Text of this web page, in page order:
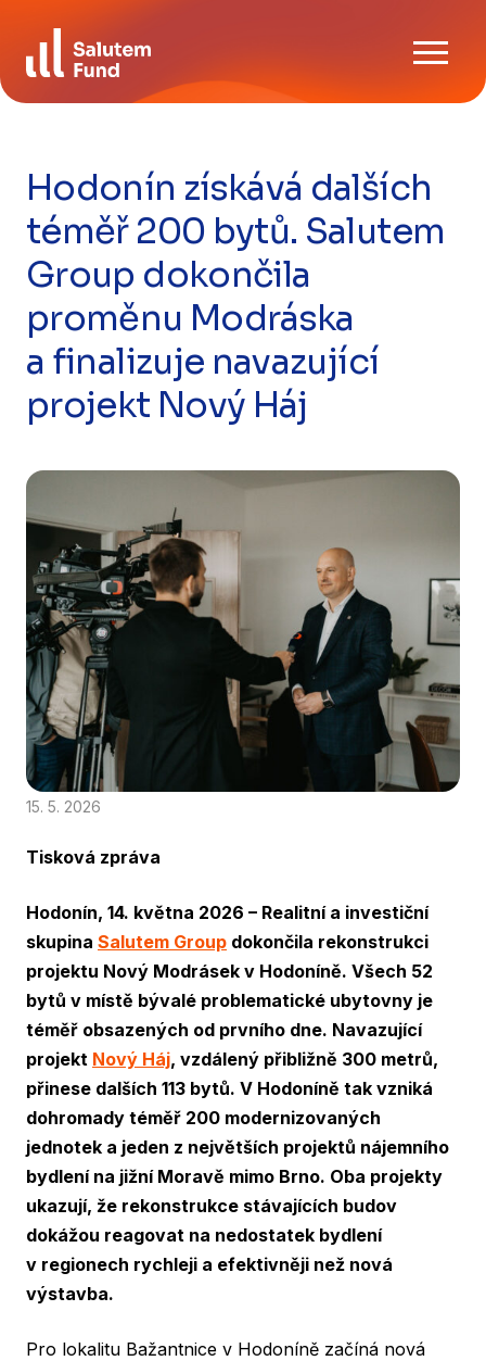
content
FAQ
Kontaktujte nás
CZ EN
Hodonín získává dalších
téměř 200 bytů. Salutem
Group dokončila
proměnu Modráska
a finalizuje navazující
projekt Nový Háj
15. 5. 2026
Tisková zpráva
Hodonín, 14. května 2026 – Realitní a investiční
skupina Salutem Group dokončila rekonstrukci
projektu Nový Modrásek v Hodoníně. Všech 52
bytů v místě bývalé problematické ubytovny je
téměř obsazených od prvního dne. Navazující
projekt Nový Háj, vzdálený přibližně 300 metrů,
přinese dalších 113 bytů. V Hodoníně tak vzniká
dohromady téměř 200 modernizovaných
jednotek a jeden z největších projektů nájemního
bydlení na jižní Moravě mimo Brno. Oba projekty
ukazují, že rekonstrukce stávajících budov
dokážou reagovat na nedostatek bydlení
v regionech rychleji a efektivněji než nová
výstavba.
Pro lokalitu Bažantnice v Hodoníně začíná nová